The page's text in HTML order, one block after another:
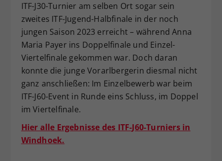
ITF-J30-Turnier am selben Ort sogar sein
zweites ITF-Jugend-Halbfinale in der noch
jungen Saison 2023 erreicht – während Anna
Maria Payer ins Doppelfinale und Einzel-
Viertelfinale gekommen war. Doch daran
konnte die junge Vorarlbergerin diesmal nicht
ganz anschließen: Im Einzelbewerb war beim
ITF-J60-Event in Runde eins Schluss, im Doppel
im Viertelfinale.
Hier alle Ergebnisse des ITF-J60-Turniers in
Windhoek.